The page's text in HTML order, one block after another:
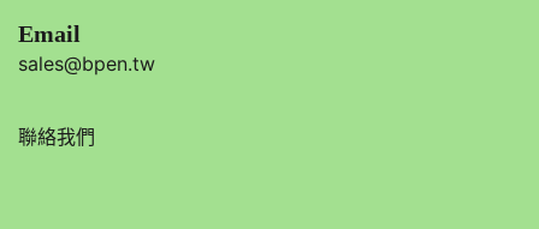
Email
sales@bpen.tw
聯絡我們